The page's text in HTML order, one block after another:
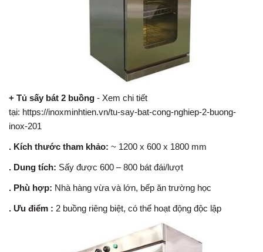
+ Tủ sấy bát 2 buồng - Xem chi tiết
tại: https://inoxminhtien.vn/tu-say-bat-cong-nghiep-2-buong-
inox-201
. Kích thước tham khảo: ~ 1200 x 600 x 1800 mm
. Dung tích: Sấy được 600 – 800 bát đái/lượt
. Phù hợp: Nhà hàng vừa và lớn, bếp ăn trường học
. Ưu điểm : 2 buồng riêng biệt, có thể hoạt động độc lập